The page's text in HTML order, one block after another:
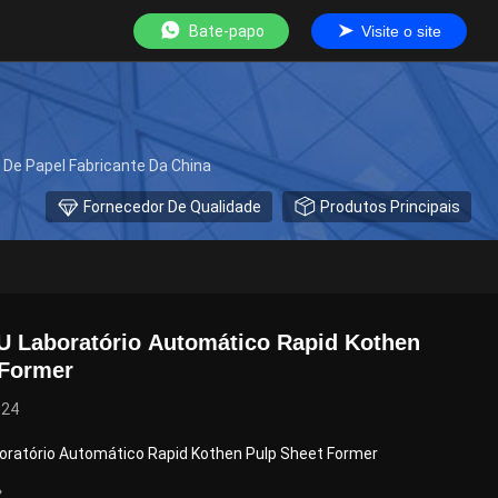
Bate-papo Visite o site
Papel Fabricante Da China
Fornecedor De Qualidade Produtos Principais
Laboratório Automático Rapid Kothen
Automático Rapid Kothen Pulp Sheet Former